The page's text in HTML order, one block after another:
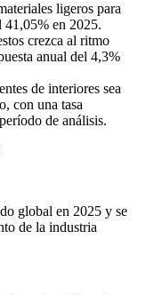
ligeros para
41,05% en 2025.
crezca al ritmo
anual del 4,3%
de interiores sea
con una tasa
de análisis.
global en 2025 y se
de la industria